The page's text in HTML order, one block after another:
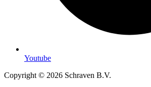
Youtube
Copyright © 2026 Schraven B.V.